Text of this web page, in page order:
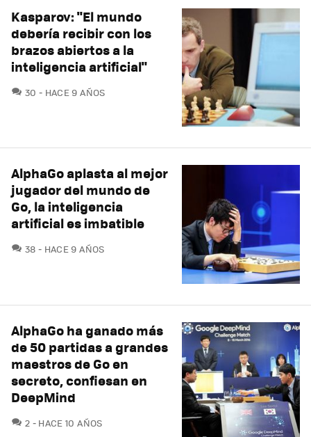
Kasparov: "El mundo
debería recibir con los
brazos abiertos a la
inteligencia artificial"
30 COMENTARIOS
HACE 9 AÑOS
AlphaGo aplasta al mejor
jugador del mundo de
Go, la inteligencia
artificial es imbatible
38 COMENTARIOS
HACE 9 AÑOS
AlphaGo ha ganado más
de 50 partidas a grandes
maestros de Go en
secreto, confiesan en
DeepMind
2 COMENTARIOS
HACE 10 AÑOS